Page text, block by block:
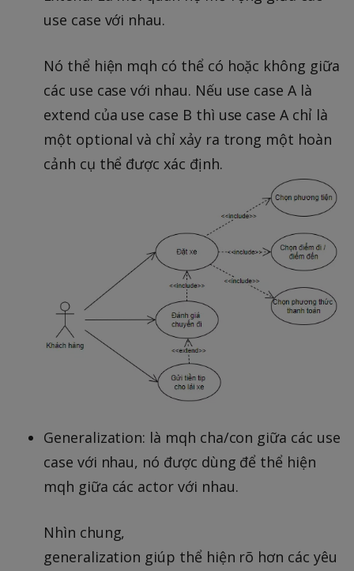
use case với nhau.
Nó thể hiện mqh có thể có hoặc không giữa
các use case với nhau. Nếu use case A là
extend của use case B thì use case A chỉ là
một optional và chỉ xảy ra trong một hoàn
cảnh cụ thể được xác định.
Generalization: là mqh cha/con giữa các use
case với nhau, nó được dùng để thể hiện
mqh giữa các actor với nhau.
Nhìn chung,
generalization giúp thể hiện rõ hơn các yêu